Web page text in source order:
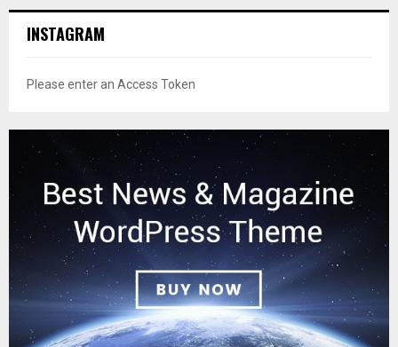
INSTAGRAM
Please enter an Access Token